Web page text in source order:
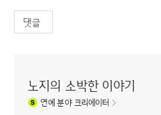
댓글
노지의 소박한 이야기
연예분야 크리에이터